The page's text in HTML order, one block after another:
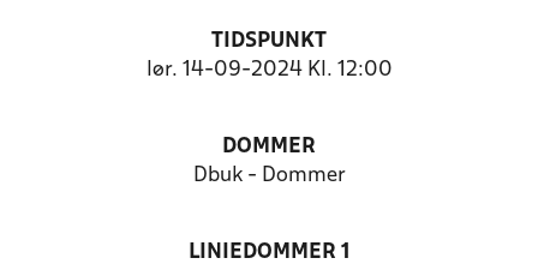
TIDSPUNKT
lør. 14-09-2024 Kl. 12:00
DOMMER
Dbuk - Dommer
LINIEDOMMER 1